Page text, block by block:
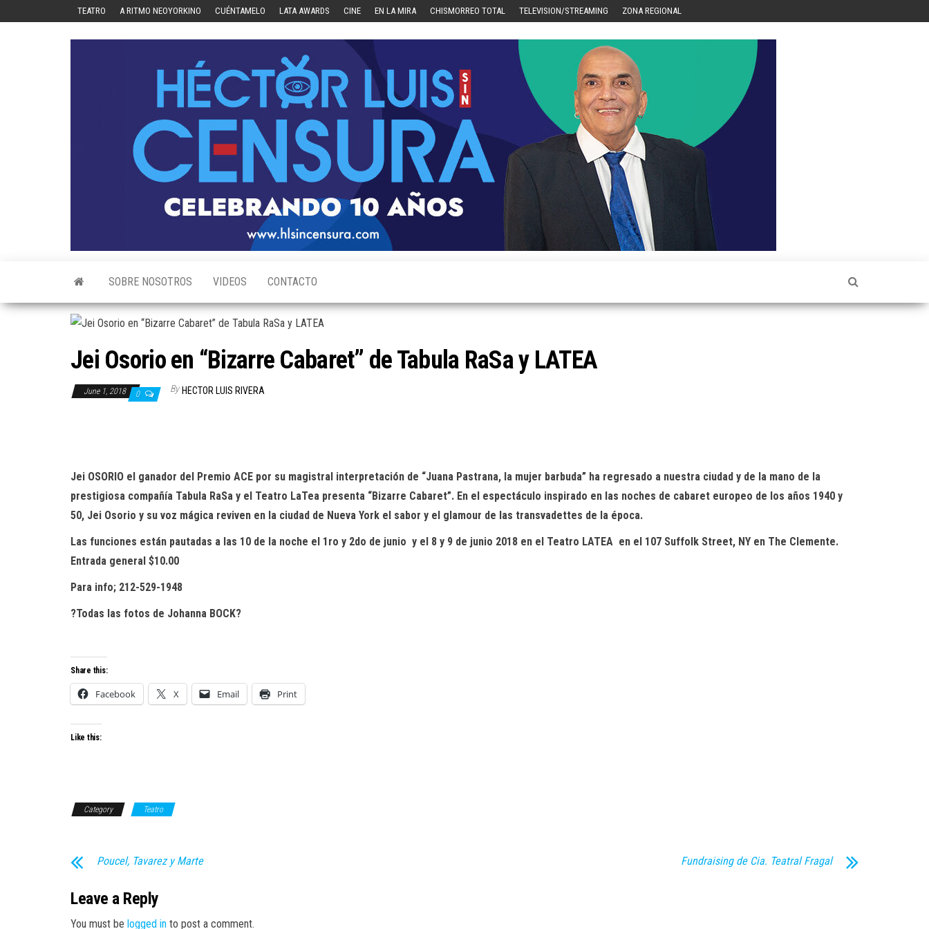
TEATRO A RITMO NEOYORKINO CUÉNTAMELO LATA AWARDS CINE EN LA MIRA CHISMORREO TOTAL TELEVISION/STREAMING ZONA REGIONAL
SOBRE NOSOTROS VIDEOS CONTACTO
Jei Osorio en “Bizarre Cabaret” de Tabula RaSa y LATEA
June 1, 2018 0 By HECTOR LUIS RIVERA
Jei OSORIO el ganador del Premio ACE por su magistral interpretación de “Juana Pastrana, la mujer barbuda” ha regresado a nuestra ciudad y de la mano de la
prestigiosa compañía Tabula RaSa y el Teatro LaTea presenta “Bizarre Cabaret”. En el espectáculo inspirado en las noches de cabaret europeo de los años 1940 y
50, Jei Osorio y su voz mágica reviven en la ciudad de Nueva York el sabor y el glamour de las transvadettes de la época.
Las funciones están pautadas a las 10 de la noche el 1ro y 2do de junio y el 8 y 9 de junio 2018 en el Teatro LATEA en el 107 Suffolk Street, NY en The Clemente.
Entrada general $10.00
Para info; 212-529-1948
?Todas las fotos de Johanna BOCK?
Share this:
Facebook X Email Print
Like this:
Category Teatro
Poucel, Tavarez y Marte Fundraising de Cia. Teatral Fragal
Leave a Reply
You must be logged in to post a comment.